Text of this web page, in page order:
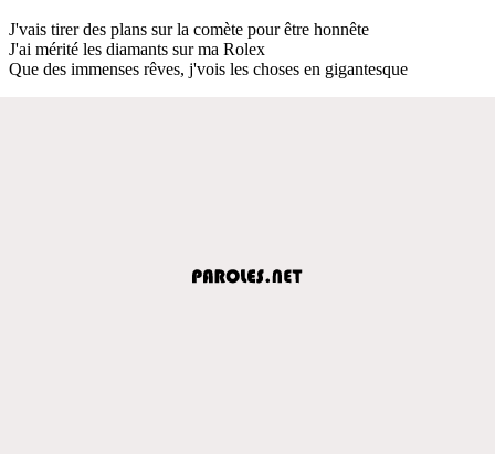
J'vais tirer des plans sur la comète pour être honnête
J'ai mérité les diamants sur ma Rolex
Que des immenses rêves, j'vois les choses en gigantesque